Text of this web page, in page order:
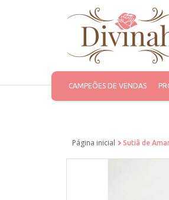
CAMPEÕES DE VENDAS
Página inicial Sutiã de